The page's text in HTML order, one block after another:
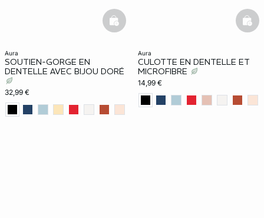
aura
SOUTIEN-GORGE EN
DENTELLE AVEC BIJOU DORÉ
32,99 €
basketfull
aura
CULOTTE EN DENTELLE ET
MICROFIBRE
14,99 €